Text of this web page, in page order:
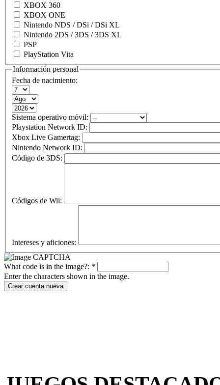
XBOX 360
XBOX ONE
Nintendo NDS / DSi / DSi XL
Nintendo 2DS / 3DS / 3DS XL
PSP
PlayStation Vita
Información personal
Fecha de nacimiento:
Sistema operativo móvil:
Playstation Network ID:
Xbox Live Gamertag:
Nintendo Network ID:
Código de 3DS:
Códigos de Wii:
Intereses y aficiones:
What code is in the image?: *
Enter the characters shown in the image.